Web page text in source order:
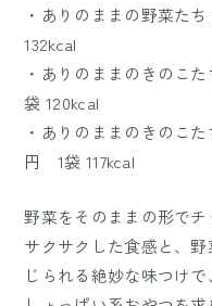
・ありのままの野菜た
132kcal
・ありのままのきのこ
袋 120kcal
・ありのままのきのこ
円 1袋 117kcal
野菜をそのままの形でチ
サクサクした食感と、
じられる絶妙な味つけ